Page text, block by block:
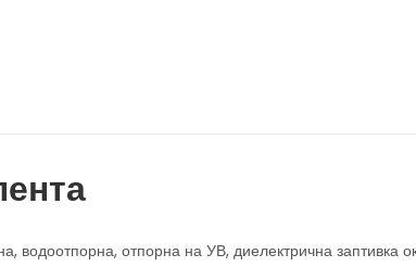
водоотпорна, отпорна на УВ, диелектрична заптивка